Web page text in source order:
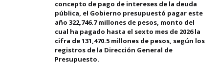
concepto de pago de intereses de la deuda
pública, el Gobierno presupuestó pagar este
año 322,746.7 millones de pesos, monto del
cual ha pagado hasta el sexto mes de 2026 la
cifra de 131,470.5 millones de pesos, según los
registros de la Dirección General de
Presupuesto.